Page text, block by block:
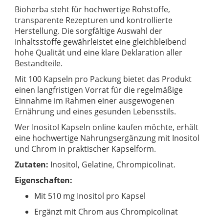
Bioherba steht für hochwertige Rohstoffe,
transparente Rezepturen und kontrollierte
Herstellung. Die sorgfältige Auswahl der
Inhaltsstoffe gewährleistet eine gleichbleibend
hohe Qualität und eine klare Deklaration aller
Bestandteile.
Mit 100 Kapseln pro Packung bietet das Produkt
einen langfristigen Vorrat für die regelmäßige
Einnahme im Rahmen einer ausgewogenen
Ernährung und eines gesunden Lebensstils.
Wer Inositol Kapseln online kaufen möchte, erhält
eine hochwertige Nahrungsergänzung mit Inositol
und Chrom in praktischer Kapselform.
Zutaten: Inositol, Gelatine, Chrompicolinat.
Eigenschaften:
Mit 510 mg Inositol pro Kapsel
Ergänzt mit Chrom aus Chrompicolinat